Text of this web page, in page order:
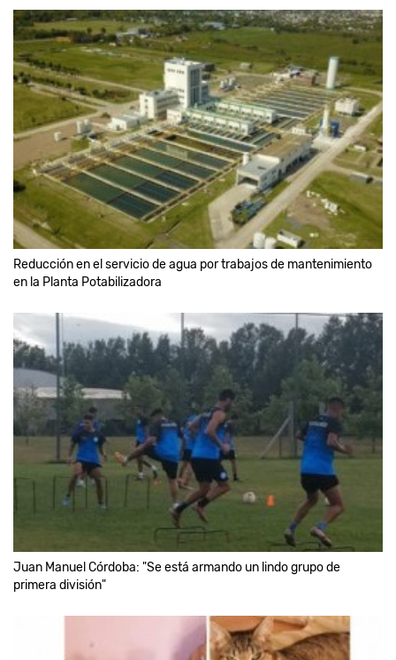
Reducción en el servicio de agua por trabajos de mantenimiento
en la Planta Potabilizadora
Juan Manuel Córdoba: "Se está armando un lindo grupo de
primera división"